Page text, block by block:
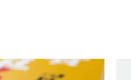
Este